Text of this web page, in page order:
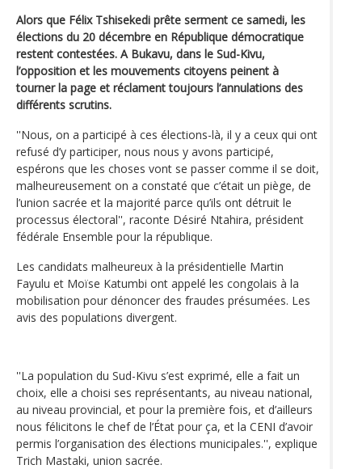
Alors que Félix Tshisekedi prête serment ce samedi, les
élections du 20 décembre en République démocratique
restent contestées. A Bukavu, dans le Sud-Kivu,
l’opposition et les mouvements citoyens peinent à
tourner la page et réclament toujours l’annulations des
différents scrutins.
''Nous, on a participé à ces élections-là, il y a ceux qui ont
refusé d’y participer, nous nous y avons participé,
espérons que les choses vont se passer comme il se doit,
malheureusement on a constaté que c’était un piège, de
l’union sacrée et la majorité parce qu’ils ont détruit le
processus électoral'', raconte Désiré Ntahira, président
fédérale Ensemble pour la république.
Les candidats malheureux à la présidentielle Martin
Fayulu et Moïse Katumbi ont appelé les congolais à la
mobilisation pour dénoncer des fraudes présumées. Les
avis des populations divergent.
''La population du Sud-Kivu s’est exprimé, elle a fait un
choix, elle a choisi ses représentants, au niveau national,
au niveau provincial, et pour la première fois, et d’ailleurs
nous félicitons le chef de l’État pour ça, et la CENI d’avoir
permis l’organisation des élections municipales.'', explique
Trich Mastaki, union sacrée.